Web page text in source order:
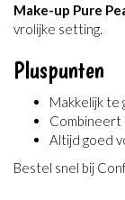
Make-up Pure
vrolijke setting.
Pluspunten
Makkelijk te
Combineert
Altijd goed
Bestel snel bij